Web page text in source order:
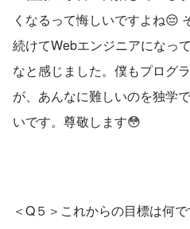
くなるって悔しいですよね😔
続けてWebエンジニアになっ
なと感じました。僕もプログ
が、あんなに難しいのを独学
いです。尊敬します😳
＜Q５＞これからの目標は何で